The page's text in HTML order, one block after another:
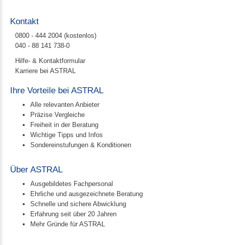
Kontakt
0800 - 444 2004 (kostenlos)
040 - 88 141 738-0
Hilfe- & Kontaktformular
Karriere bei ASTRAL
Ihre Vorteile bei ASTRAL
Alle relevanten Anbieter
Präzise Vergleiche
Freiheit in der Beratung
Wichtige Tipps und Infos
Sondereinstufungen & Konditionen
Über ASTRAL
Ausgebildetes Fachpersonal
Ehrliche und ausgezeichnete Beratung
Schnelle und sichere Abwicklung
Erfahrung seit über 20 Jahren
Mehr Gründe für ASTRAL